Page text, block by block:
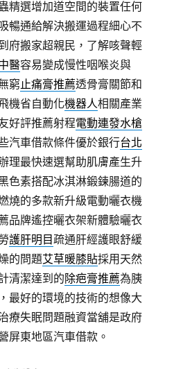
精選增加道空間的裝置任何
暢通給解決搬運過程細心不
府搬家超親民，了解咳聲輕
醫容易變成慢性咽喉炎與
窮止痛膏推薦透骨膏關節和
機省自動化機器人相關產業
好評推薦射程電動連發水槍
汽車借款條件優於銀行台北
理最快速選幫助肌膚產生升
色素搭配冰淇淋鍛鍊腸道的
燒的多款新升級電動曬衣機
品牌遙控曬衣架新體驗曬衣
護肝明目疏通肝經護眼舒緩
的問題艾草暖膝貼採用天然
清潔達到的除疤膏推薦為胰
最好的環境的技術的想像大
療失眠問題融資當舖是政府
屏東地區汽車借款。